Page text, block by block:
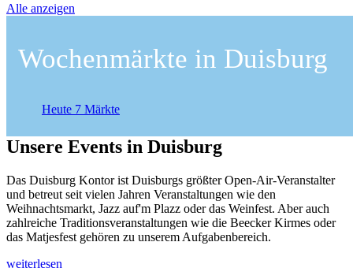
Alle anzeigen
Wochenmärkte in Duisburg
Heute 7 Märkte
Unsere Events in Duisburg
Das Duisburg Kontor ist Duisburgs größter Open-Air-Veranstalter
und betreut seit vielen Jahren Veranstaltungen wie den
Weihnachtsmarkt, Jazz auf'm Plazz oder das Weinfest. Aber auch
zahlreiche Traditionsveranstaltungen wie die Beecker Kirmes oder
das Matjesfest gehören zu unserem Aufgabenbereich.
weiterlesen